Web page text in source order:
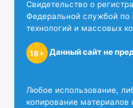
Свидетельство о
Федеральной службой по
технологий и массовых
18+ Данный сайт не
Любое использование,
копирование материалов